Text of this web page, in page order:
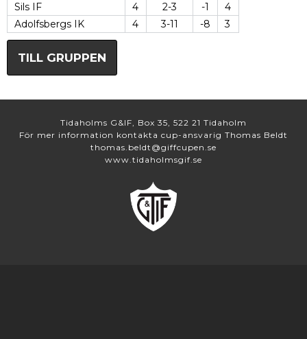
Sils IF
4 2-3 -1
4
Adolfsbergs IK
4 3-11 -8 3
TILL GRUPPEN
Tidaholms G&IF, Box 35, 522 21 Tidaholm
För mer information kontakta cup-ansvarig Thomas Beldt
thomas.beldt@giffcupen.se
www.tidaholmsgif.se